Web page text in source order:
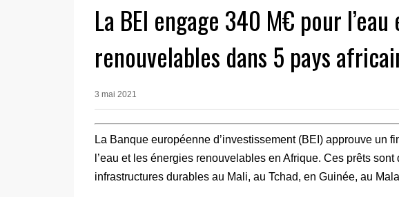
La BEI engage 340 M€ pour
renouvelables dans 5 pays
3 mai 2021
La Banque européenne d’investissement (BEI) approuve un
l’eau et les énergies renouvelables en Afrique. Ces prêts
infrastructures durables au Mali, au Tchad, en Guinée, au